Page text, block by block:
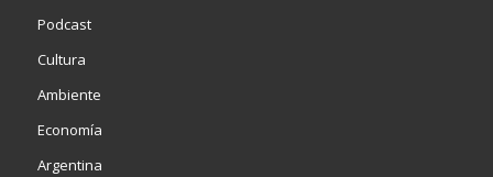
Podcast
Cultura
Ambiente
Economía
Argentina